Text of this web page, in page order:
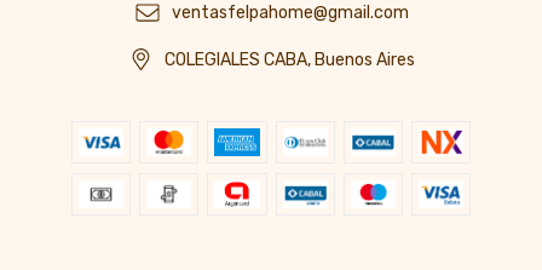
ventasfelpahome@gmail.com
COLEGIALES CABA, Buenos Aires